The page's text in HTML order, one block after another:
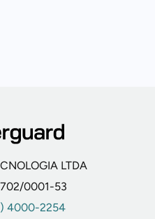
LTDA
0001-53
4000-2254